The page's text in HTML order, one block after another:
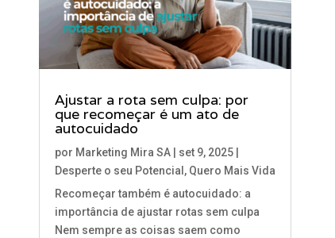
Ajustar a rota sem culpa: por
que recomeçar é um ato de
autocuidado
por Marketing Mira SA| set 9, 2025|
Desperte o seu Potencial , Quero Mais Vida
Recomeçar também é autocuidado: a
importância de ajustar rotas sem culpa
Nem sempre as coisas saem como